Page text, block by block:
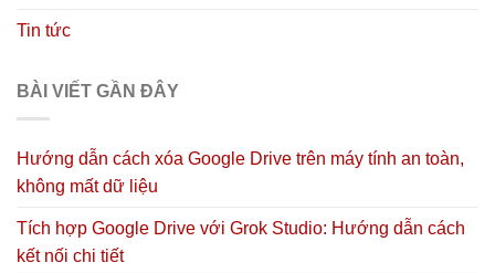
Tin tức
BÀI VIẾT GẦN ĐÂY
Hướng dẫn cách xóa Google Drive trên máy tính an toàn,
không mất dữ liệu
Tích hợp Google Drive với Grok Studio: Hướng dẫn cách
kết nối chi tiết